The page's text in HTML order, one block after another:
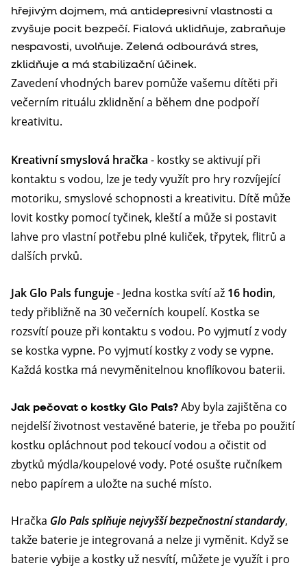
hřejivým dojmem, má antidepresivní vlastnosti a
zvyšuje pocit bezpečí. Fialová uklidňuje, zabraňuje
nespavosti, uvolňuje. Zelená odbourává stres,
zklidňuje a má stabilizační účinek.
Zavedení vhodných barev pomůže vašemu dítěti při
večerním rituálu zklidnění a během dne podpoří
kreativitu.
Kreativní smyslová hračka - kostky se aktivují při
kontaktu s vodou, lze je tedy využít pro hry rozvíjející
motoriku, smyslové schopnosti a kreativitu. Dítě může
lovit kostky pomocí tyčinek, kleští a může si postavit
lahve pro vlastní potřebu plné kuliček, třpytek, flitrů a
dalších prvků.
Jak Glo Pals funguje- Jedna kostka svítí až 16 hodin,
tedy přibližně na 30 večerních koupelí. Kostka se
rozsvítí pouze při kontaktu s vodou. Po vyjmutí z vody
se kostka vypne. Po vyjmutí kostky z vody se vypne.
Každá kostka má nevyměnitelnou knoflíkovou baterii.
Jak pečovat o kostky Glo Pals? Aby byla zajištěna co
nejdelší životnost vestavěné baterie, je třeba po použití
kostku opláchnout pod tekoucí vodou a očistit od
zbytků mýdla/koupelové vody. Poté osušte ručníkem
nebo papírem a uložte na suché místo.
Hračka Glo Pals splňuje nejvyšší bezpečnostní standardy,
takže baterie je integrovaná a nelze ji vyměnit. Když se
baterie vybije a kostky už nesvítí, můžete je využít i pro